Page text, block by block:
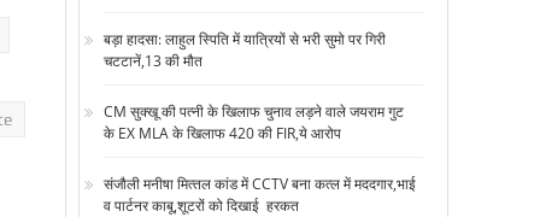
बड़ा हादसा: लाहुल स्पिति में यात्रियों से भरी सुमो पर गिरी
चटटानें,13 की मौत
CM सुक्‍खू की पत्‍नी के खिलाफ चुनाव लड़ने वाले जयराम गुट
के EX MLA के खिलाफ 420 की FIR,ये आरोप
संजौली मनीषा मित्‍तल कांड में CCTV बना कत्‍ल में मददगार,भाई
व पार्टनर काबू,शूटरों को दिखाई हरकत